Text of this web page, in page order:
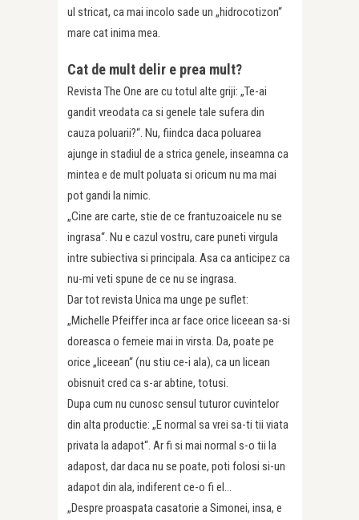
ul stricat, ca mai incolo sade un „hidrocotizon“
mare cat inima mea.
Cat de mult delir e prea mult?
Revista The One are cu totul alte griji: „Te-ai
gandit vreodata ca si genele tale sufera din
cauza poluarii?“. Nu, fiindca daca poluarea
ajunge in stadiul de a strica genele, inseamna ca
mintea e de mult poluata si oricum nu ma mai
pot gandi la nimic.
„Cine are carte, stie de ce frantuzoaicele nu se
ingrasa“. Nu e cazul vostru, care puneti virgula
intre subiectiva si principala. Asa ca anticipez ca
nu-mi veti spune de ce nu se ingrasa.
Dar tot revista Unica ma unge pe suflet:
„Michelle Pfeiffer inca ar face orice liceean sa-si
doreasca o femeie mai in virsta. Da, poate pe
orice „liceean“ (nu stiu ce-i ala), ca un licean
obisnuit cred ca s-ar abtine, totusi.
Dupa cum nu cunosc sensul tuturor cuvintelor
din alta productie: „E normal sa vrei sa-ti tii viata
privata la adapot“. Ar fi si mai normal s-o tii la
adapost, dar daca nu se poate, poti folosi si-un
adapot din ala, indiferent ce-o fi el…
„Despre proaspata casatorie a Simonei, insa, e